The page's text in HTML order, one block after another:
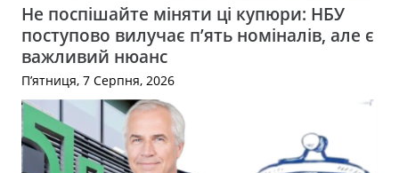
Не поспішайте міняти ці купюри: НБУ
поступово вилучає п’ять номіналів, але є
важливий нюанс
П’ятниця, 7 Серпня, 2026